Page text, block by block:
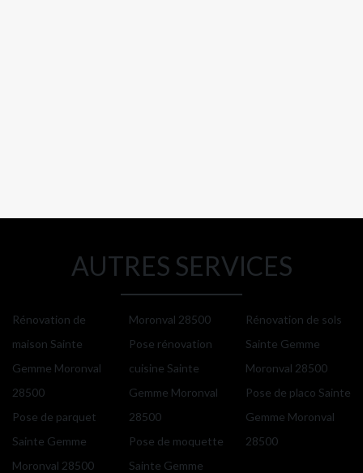
AUTRES SERVICES
Rénovation de
maison Sainte
Gemme Moronval
28500
Pose de parquet
Sainte Gemme
Moronval 28500
Moronval 28500
Pose rénovation
cuisine Sainte
Gemme Moronval
28500
Pose de moquette
Sainte Gemme
Rénovation de sols
Sainte Gemme
Moronval 28500
Pose de placo Sainte
Gemme Moronval
28500